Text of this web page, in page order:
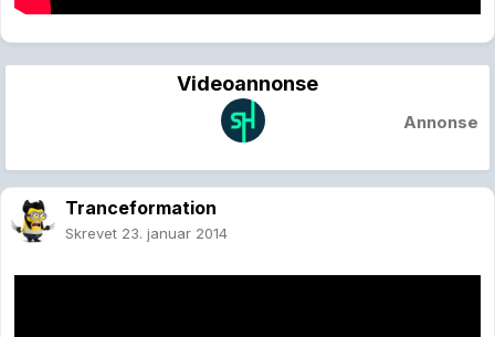
Videoannonse
Annonse
Tranceformation
Skrevet 23. januar 2014